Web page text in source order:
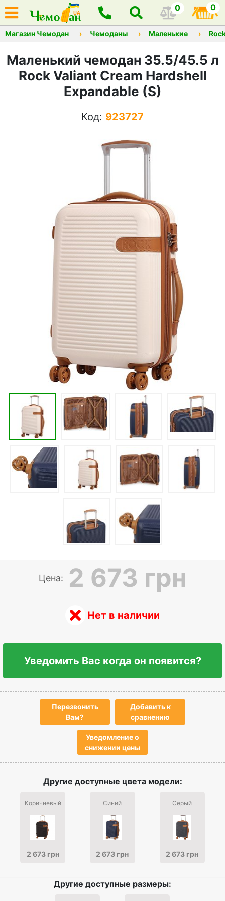
0 0
Магазин Чемодан Чемоданы Маленькие
Маленький чемодан 35.5/45.5 л
Rock Valiant Cream Hardshell
Expandable (S)
Код: 923727
Цена: 2 673 грн
Нет в наличии
Уведомить Вас когда он появится?
Перезвонить
Вам?
Добавить к
сравнению
Уведомление о
снижении цены
Другие доступные цвета модели:
Коричневый
2 673 грн
Синий
2 673 грн
Серый
2 673 грн
Другие доступные размеры: